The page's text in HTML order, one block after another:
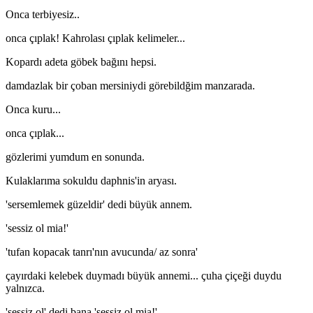
Onca terbiyesiz..
onca çıplak! Kahrolası çıplak kelimeler...
Kopardı adeta göbek bağını hepsi.
damdazlak bir çoban mersiniydi görebildğim manzarada.
Onca kuru...
onca çıplak...
gözlerimi yumdum en sonunda.
Kulaklarıma sokuldu daphnis'in aryası.
'sersemlemek güzeldir' dedi büyük annem.
'sessiz ol mia!'
'tufan kopacak tanrı'nın avucunda/ az sonra'
çayırdaki kelebek duymadı büyük annemi... çuha çiçeği duydu
yalnızca.